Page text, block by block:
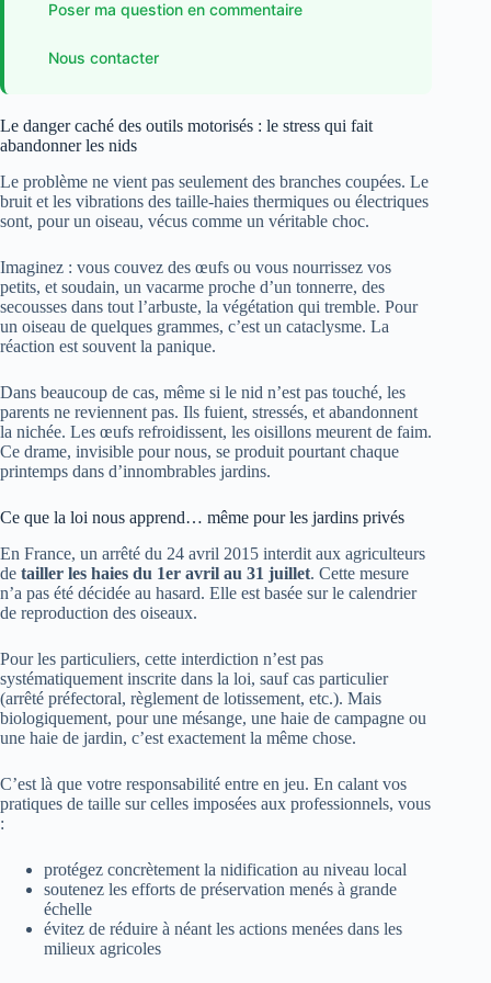
Poser ma question en commentaire
Nous contacter
Le danger caché des outils motorisés : le stress qui fait
abandonner les nids
Le problème ne vient pas seulement des branches coupées. Le
bruit et les vibrations des taille-haies thermiques ou électriques
sont, pour un oiseau, vécus comme un véritable choc.
Imaginez : vous couvez des œufs ou vous nourrissez vos
petits, et soudain, un vacarme proche d’un tonnerre, des
secousses dans tout l’arbuste, la végétation qui tremble. Pour
un oiseau de quelques grammes, c’est un cataclysme. La
réaction est souvent la panique.
Dans beaucoup de cas, même si le nid n’est pas touché, les
parents ne reviennent pas. Ils fuient, stressés, et abandonnent
la nichée. Les œufs refroidissent, les oisillons meurent de faim.
Ce drame, invisible pour nous, se produit pourtant chaque
printemps dans d’innombrables jardins.
Ce que la loi nous apprend… même pour les jardins privés
En France, un arrêté du 24 avril 2015 interdit aux agriculteurs
de tailler les haies du 1er avril au 31 juillet. Cette mesure
n’a pas été décidée au hasard. Elle est basée sur le calendrier
de reproduction des oiseaux.
Pour les particuliers, cette interdiction n’est pas
systématiquement inscrite dans la loi, sauf cas particulier
(arrêté préfectoral, règlement de lotissement, etc.). Mais
biologiquement, pour une mésange, une haie de campagne ou
une haie de jardin, c’est exactement la même chose.
C’est là que votre responsabilité entre en jeu. En calant vos
pratiques de taille sur celles imposées aux professionnels, vous
:
protégez concrètement la nidification au niveau local
soutenez les efforts de préservation menés à grande
échelle
évitez de réduire à néant les actions menées dans les
milieux agricoles